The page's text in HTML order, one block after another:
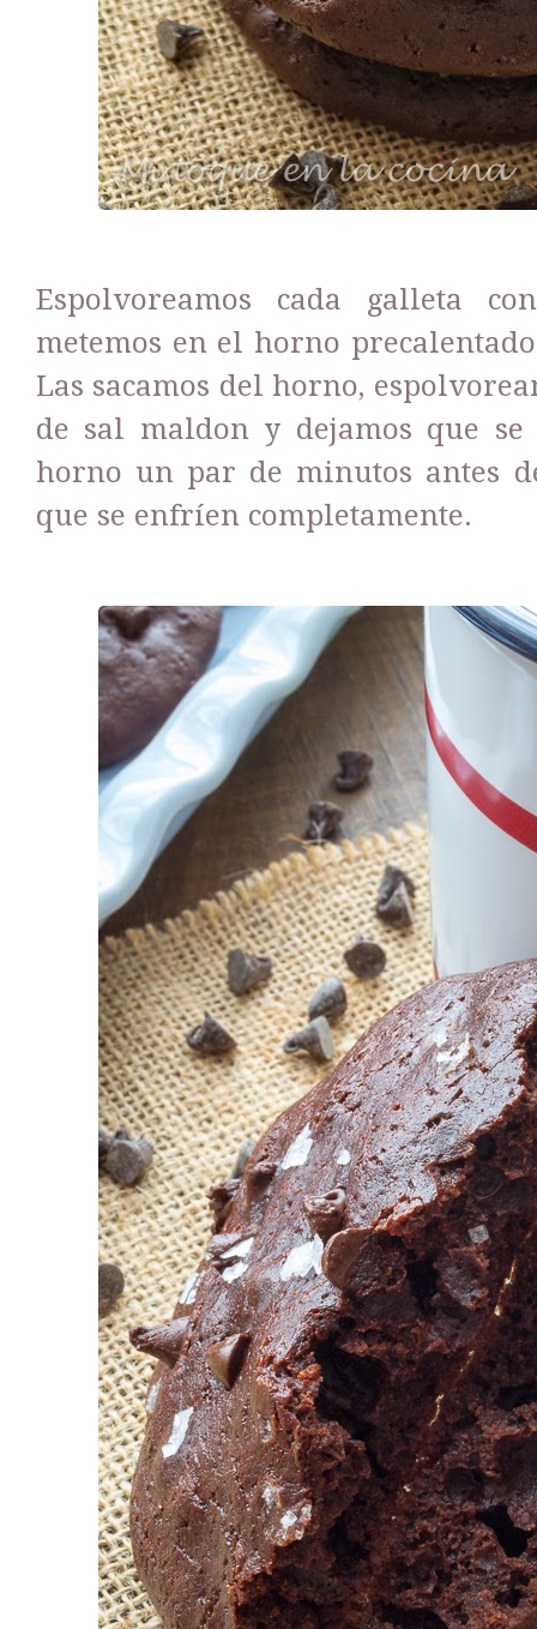
Espolvoreamos cada galleta
metemos en el horno
Las sacamos del horno,
de sal maldon y dejamos que
horno un par de minutos antes
que se enfríen completamente.